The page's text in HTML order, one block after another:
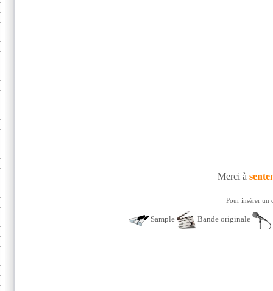
Merci à
Pour insérer un
Sample Bande originale